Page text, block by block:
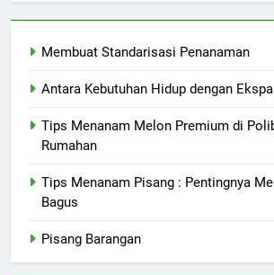
Membuat Standarisasi Penanaman
Antara Kebutuhan Hidup dengan
Tips Menanam Melon Premium di
Rumahan
Tips Menanam Pisang : Pentingnya
Bagus
Pisang Barangan